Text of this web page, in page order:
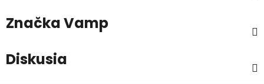
ZnačkaVamp
Diskusia